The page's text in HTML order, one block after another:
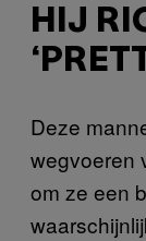
HIJ
Deze
wegvoeren
om ze een